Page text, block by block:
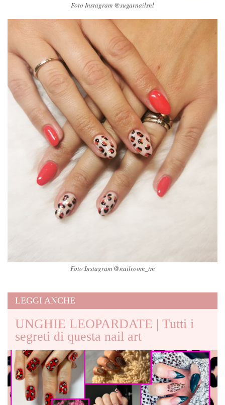
Foto Instagram @sugarnailsnl
Foto Instagram @nailroom_tm
LEGGI ANCHE
UNGHIE LEOPARDATE | Tutti i
segreti di questa nail art